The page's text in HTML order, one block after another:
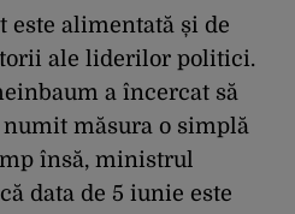
alimentată și de
ale liderilor politici.
a încercat să
măsura o simplă
însă, ministrul
data de 5 iunie este